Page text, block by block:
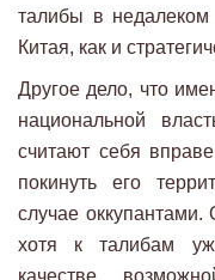
талибы в недалеком
Китая, как и
Другое дело, что
национальной
считают себя
покинуть его
случае
хотя к талибам
качестве